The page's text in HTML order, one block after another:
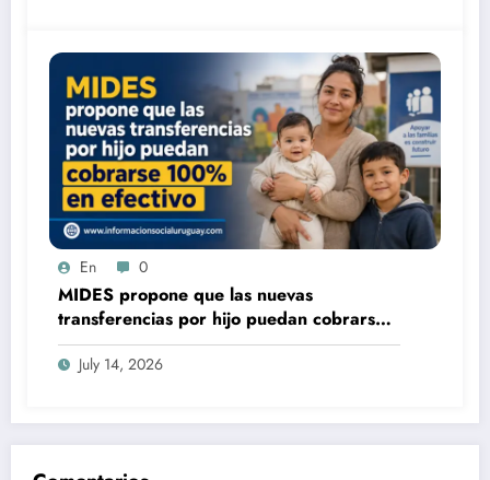
En 0
MIDES propone que las nuevas
transferencias por hijo puedan cobrarse
100% en efectivo: qué cambiaría desde
2027July 14, 2026